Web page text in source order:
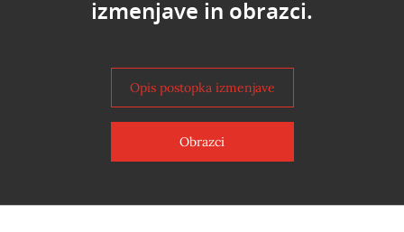
izmenjave in obrazci.
Opis postopka izmenjave
Obrazci